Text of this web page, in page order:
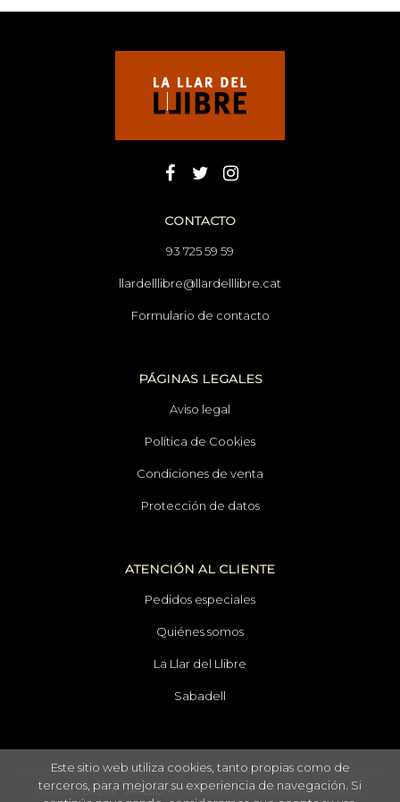
CONTACTO
93 725 59 59
llardelllibre@llardelllibre.cat
Formulario de contacto
PÁGINAS LEGALES
Aviso legal
Política de Cookies
Condiciones de venta
Protección de datos
ATENCIÓN AL CLIENTE
Pedidos especiales
Quiénes somos
La Llar del Llibre
Sabadell
2026 ©La Llar del Llibre. Todos los Derechos Reservados
Este sitio web utiliza cookies, tanto propias como de
terceros, para mejorar su experiencia de navegación. Si